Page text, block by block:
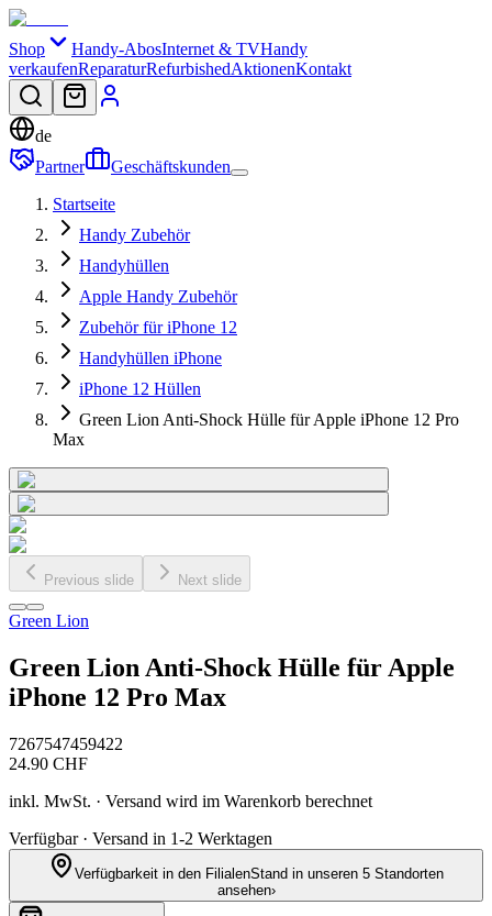
Shop Handy-AbosInternet & TVHandy
verkaufenReparaturRefurbishedAktionenKontakt
de
Partner
Geschäftskunden
Startseite
Handy Zubehör
Handyhüllen
Apple Handy Zubehör
Zubehör für iPhone 12
Handyhüllen iPhone
iPhone 12 Hüllen
Green Lion Anti-Shock Hülle für Apple iPhone 12 Pro
Max
Previous slide Next slide
Green Lion
Green Lion Anti-Shock Hülle für Apple
iPhone 12 Pro Max
7267547459422
24.90 CHF
inkl. MwSt. · Versand wird im Warenkorb berechnet
Verfügbar · Versand in 1-2 Werktagen
Verfügbarkeit in den FilialenStand in unseren 5 Standorten
ansehen›